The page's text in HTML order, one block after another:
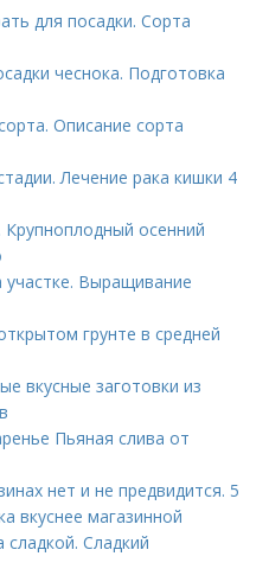
для посадки. Сорта
чеснока. Подготовка
Описание сорта
Лечение рака кишки 4
осенний
Выращивание
грунте в средней
вкусные заготовки из
Пьяная слива от
нет и не предвидится. 5
вкуснее магазинной
Сладкий